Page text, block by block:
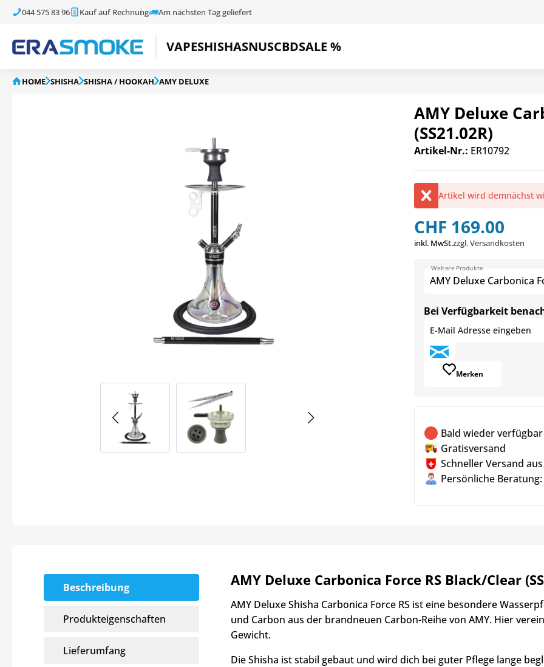
044 575 83 96 Kauf auf Rechnung Am nächsten Tag geliefert
VAPESHISHASNUSCBDSALE %
HOME SHISHA SHISHA / HOOKAH AMY DELUXE
AMY Deluxe
(SS21.02R)
Artikel-Nr.: ER10792
Artikel wird demnächst
CHF 169.00
inkl. MwSt.zzgl. Versandkosten
AMY Deluxe Carbonica
Weitere Produkte
Bei Verfügbarkeit
Merken
Bald wieder verfügbar
Gratisversand
Schneller Versand
Persönliche Beratung:
Beschreibung
Produkteigenschaften
Lieferumfang
AMY Deluxe Carbonica Force RS Black/Clear
AMY Deluxe Shisha Carbonica Force RS ist eine besondere
und Carbon aus der brandneuen Carbon-Reihe von AMY. Hier
Gewicht.
Die Shisha ist stabil gebaut und wird dich bei guter Pflege lange